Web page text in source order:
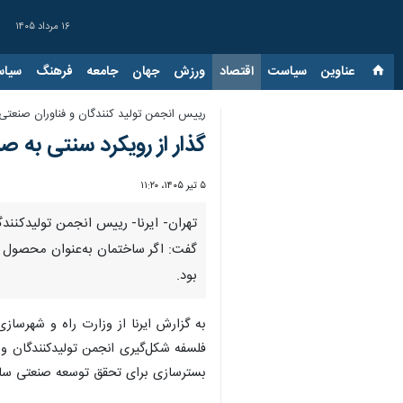
۱۶ مرداد ۱۴۰۵
عناوین‌ سیاست اقتصاد ورزش جهان جامعه فرهنگ
رییس انجمن تولید کنندگان و فناوران
گذار از رویکرد سنتی
۵ تیر ۱۴۰۵، ۱۱:۲۰